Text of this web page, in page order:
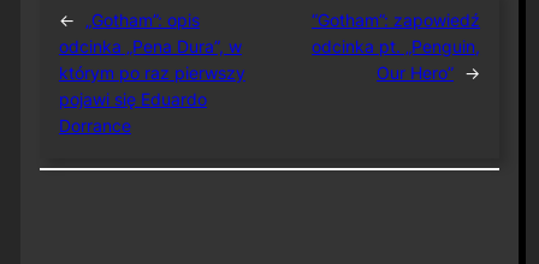
←
„Gotham”: opis
odcinka „Pena Dura”, w
którym po raz pierwszy
pojawi się Eduardo
Dorrance
“Gotham”: zapowiedź
odcinka pt. „Penguin,
Our Hero” →